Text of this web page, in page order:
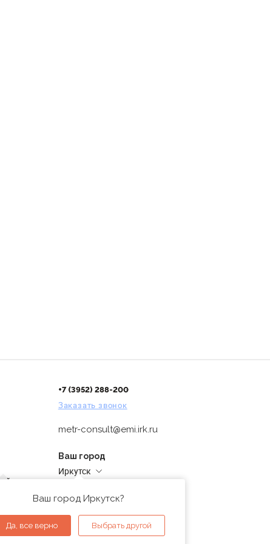
+7 (3952) 288-200
Заказать звонок
metr-consult@emi.irk.ru
Ваш город
Иркутск
Ваш город Иркутск?
Да, все верно Выбрать другой